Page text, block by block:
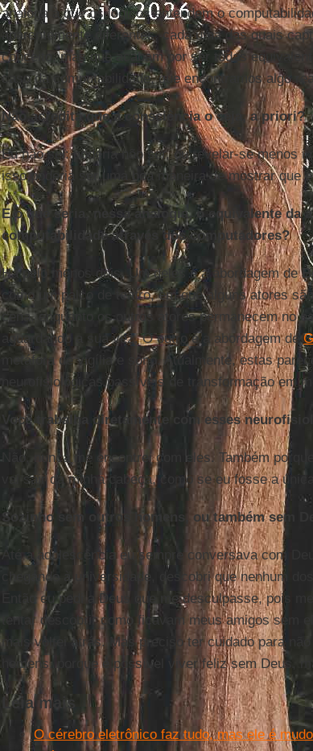
análoga à que os lógicos entendem o
aparentemente diferentes, cada uma das quais
conceito, mas que acabam por ser todas
caso da computabilidade, que encontramos algo
Não acredita que a consciência o seja, a priori?
Eu não sei: poderia não ser, ou revelar-se menos
isso poderia ser uma boa maneira de mostrar que
E o que seria, nessa analogia, o equivalente da
computabilidade através dos computadores?
Há pelo menos dois. Um deles é a abordagem de
como um palco de teatro, em que alguns atores
cena, enquanto os outros atores permanecem no
aguardando a sua vez. O outro é a abordagem de
metáfora de vigília e sono. Atualmente, estas
neurofisiológicas passíveis de transformação em
Você trabalha diretamente com esses
Não, nunca me encontrei com eles. Também
vai sair da minha cabeça, como se eu fosse a
Sozinho sem outros homens, ou também sem
Até a adolescência eu sempre conversava com
chegando à universidade, descobri que nenhum
Então eu pedi a Deus que me desculpasse, pois
tentar descobrir como ficavam meus amigos sem
mais voltei atrás. Mas preciso ter cuidado para
homens, porque é possível viver feliz sem Deus,
Leia mais
O cérebro eletrônico faz tudo, mas ele é mudo